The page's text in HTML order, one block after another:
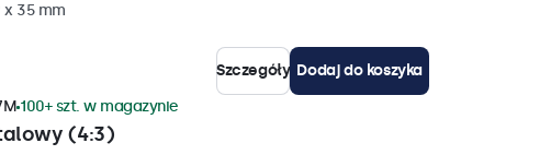
x 35 mm
Szczegóły Dodaj do koszyka
(4:3)
100+ szt. w magazynie